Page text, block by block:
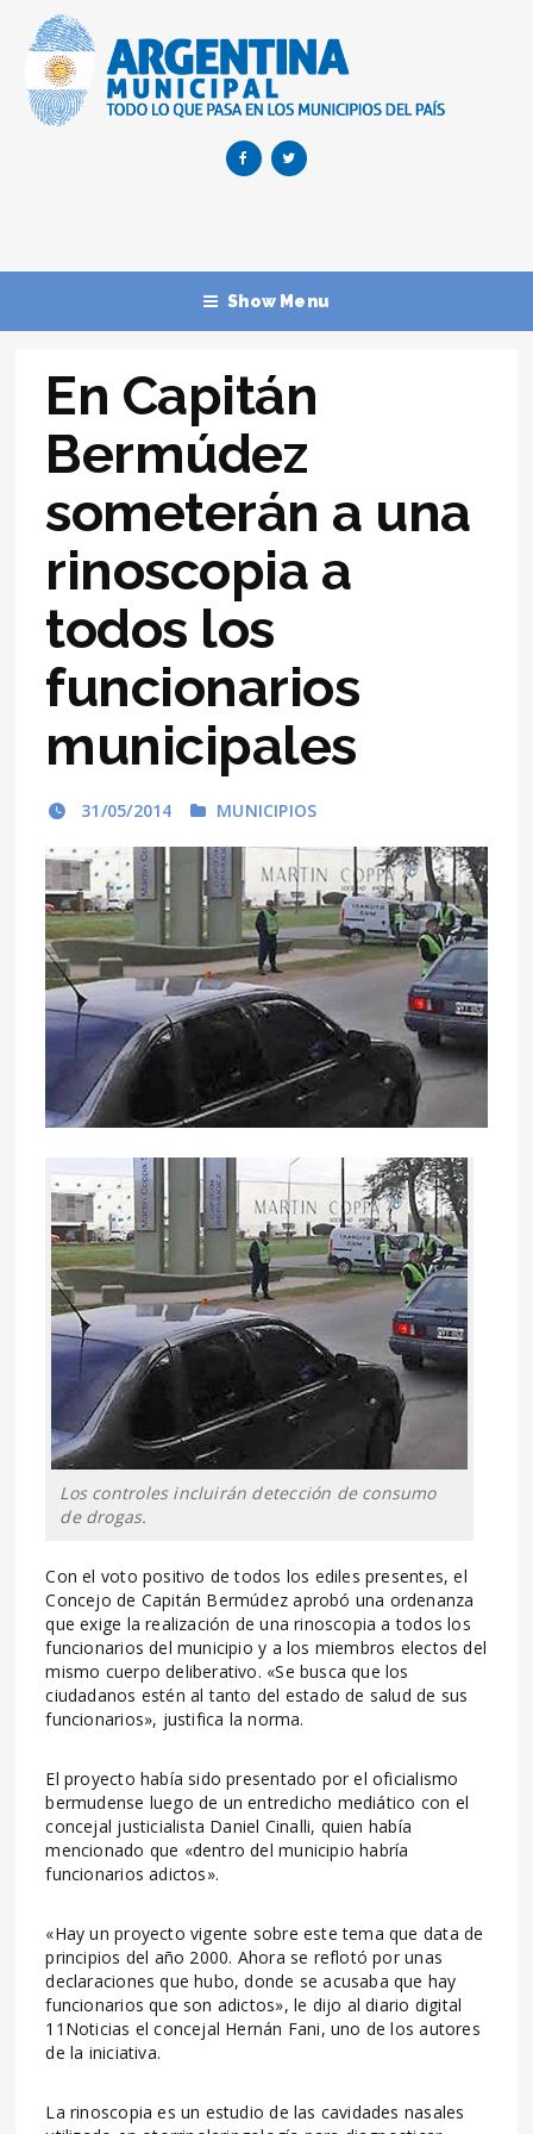
Show Menu
En Capitán
Bermúdez
someterán a una
rinoscopia a
todos los
funcionarios
municipales
31/05/2014 MUNICIPIOS
Los controles incluirán detección de consumo
de drogas.
Con el voto positivo de todos los ediles presentes, el
Concejo de Capitán Bermúdez aprobó una ordenanza
que exige la realización de una rinoscopia a todos los
funcionarios del municipio y a los miembros electos del
mismo cuerpo deliberativo. «Se busca que los
ciudadanos estén al tanto del estado de salud de sus
funcionarios», justifica la norma.
El proyecto había sido presentado por el oficialismo
bermudense luego de un entredicho mediático con el
concejal justicialista Daniel Cinalli, quien había
mencionado que «dentro del municipio habría
funcionarios adictos».
«Hay un proyecto vigente sobre este tema que data de
principios del año 2000. Ahora se reflotó por unas
declaraciones que hubo, donde se acusaba que hay
funcionarios que son adictos», le dijo al diario digital
11Noticias el concejal Hernán Fani, uno de los autores
de la iniciativa.
La rinoscopia es un estudio de las cavidades nasales